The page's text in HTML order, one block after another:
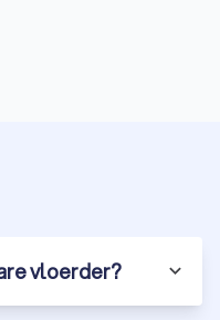
vloerder?